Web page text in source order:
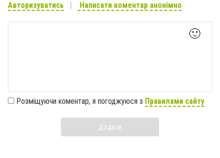
Авторизуватись Написати коментар анонімно
🙂
Розміщуючи коментар, я погоджуюся з Правилами сайту
Додати